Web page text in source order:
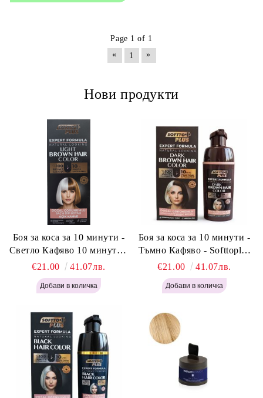
Page 1 of 1
«
1 »
Нови продукти
Боя за коса за 10 минути -
Светло Кафяво 10 минути -
Softtoplus Expert Woman
Light Brown 400мл
€21.00 41.07лв.
Боя за коса за 10 минути -
Тъмно Кафяво - Softtoplus
Expert Woman Dark Brown
400 мл
€21.00 41.07лв.